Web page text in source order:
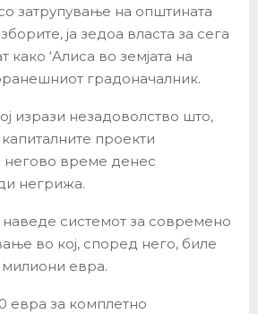
затрупување на општината
ја зедоа власта за сега
како ‘Алиса во земјата на
градоначалник.
изрази незадоволство што,
проекти
негово време денес
негрижа.
системот за современо
во кој, според него, биле
евра.
евра за комплетно